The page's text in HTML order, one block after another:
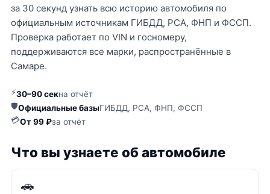
за 30 секунд узнать всю историю автомобиля по
официальным источникам ГИБДД, РСА, ФНП и ФССП.
Проверка работает по VIN и госномеру,
поддерживаются все марки, распространённые в
Самаре.
⚡30–90 секна отчёт
🛡Официальные базыГИБДД, РСА, ФНП, ФССП
💳От 99 ₽за отчёт
Что вы узнаете об автомобиле
🚗